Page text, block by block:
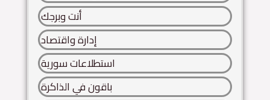
أنت وبرجك
إدارة واقتصاد
استطلاعات سورية
باقون في الذاكرة